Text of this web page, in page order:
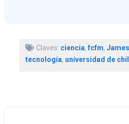
Claves: ciencia,fcfm,
tecnología, universidad de